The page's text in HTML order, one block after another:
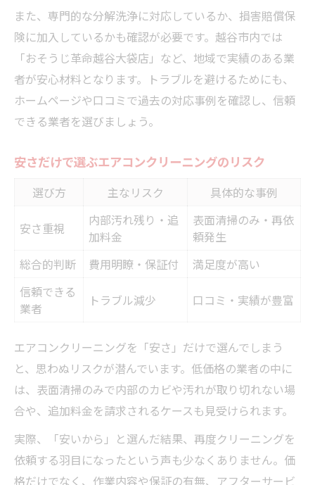
作業後の不具合を防ぐエアコンクリーニン
グのコツ
家族の健康を考えた作業範囲選びのポイン
ト
家族の健康守るクリーニング業者の選び方ガイ
ド
者比較表
安全な洗剤や対応で選ぶエアコンクリーニ
口コミでわかる信頼できるクリーニング業
者の条件
女性スタッフ同行やエコ対応の有無を確認
アフターケアが充実したエアコンクリーニ
また、専門的な分解洗浄に対応しているか、損害賠償保
険に加入しているかも確認が必要です。越谷市内では
「おそうじ革命越谷大袋店」など、地域で実績のある業
者が安心材料となります。トラブルを避けるためにも、
ホームページや口コミで過去の対応事例を確認し、信頼
できる業者を選びましょう。
安さだけで選ぶエアコンクリーニングのリスク
選び方 主なリスク 具体的な事例
安さ重視
内部汚れ残り・追
加料金
表面清掃のみ・再依
頼発生
総合的判断
費用明瞭・保証付
満足度が高い
信頼できる
業者
トラブル減少 口コミ・実績が豊富
エアコンクリーニングを「安さ」だけで選んでしまう
と、思わぬリスクが潜んでいます。低価格の業者の中に
は、表面清掃のみで内部のカビや汚れが取り切れない場
合や、追加料金を請求されるケースも見受けられます。
実際、「安いから」と選んだ結果、再度クリーニングを
依頼する羽目になったという声も少なくありません。価
格だけでなく、作業内容や保証の有無、アフターサービ